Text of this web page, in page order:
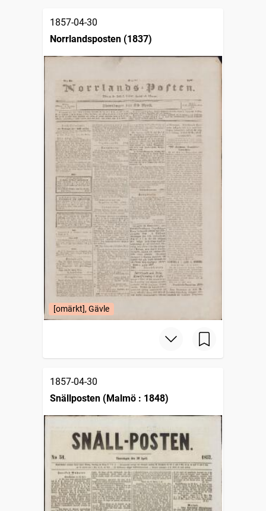
1857-04-30
Norrlandsposten (1837)
[omärkt], Gävle
1857-04-30
Snällposten (Malmö : 1848)